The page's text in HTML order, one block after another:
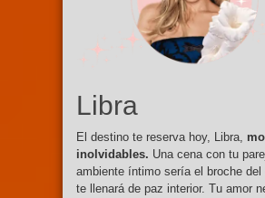
Libra
El destino te reserva hoy, Libra,
inolvidables. Una cena con tu
ambiente íntimo sería el broche del
te llenará de paz interior. Tu amor